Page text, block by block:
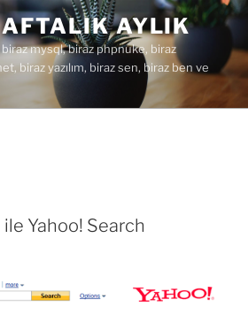
AYLIK
mysql, biraz phpnuke, biraz
biraz yazılım, biraz sen, biraz ben ve
Yahoo! Search